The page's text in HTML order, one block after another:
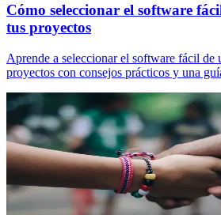
Cómo seleccionar el software
tus proyectos
Aprende a seleccionar el software fácil de
proyectos con consejos prácticos y una